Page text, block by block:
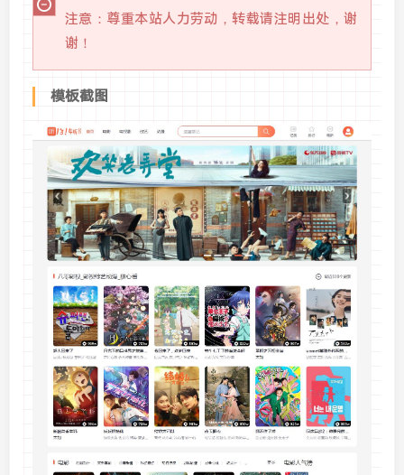
注意：尊重本站人力劳动，转载请注明出处，谢
谢！
模板截图